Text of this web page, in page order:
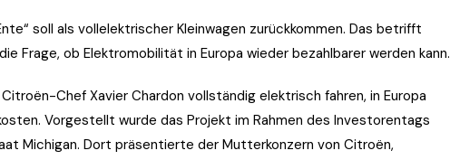
soll als vollelektrischer Kleinwagen zurückkommen. Das betrifft
Frage, ob Elektromobilität in Europa wieder bezahlbarer werden kann.
Chef Xavier Chardon vollständig elektrisch fahren, in Europa
Vorgestellt wurde das Projekt im Rahmen des Investorentags
Michigan. Dort präsentierte der Mutterkonzern von Citroën,